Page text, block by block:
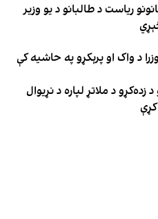
ریاست د طالبانو د یو وزیر
د واک او پرېکړو په حاشیه کې
د ملاتړ لپاره د نړیوال